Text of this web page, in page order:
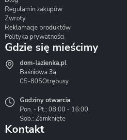
Hydrostop
Liveno
Regulamin zakupów
Zwroty
Reklamacje produktów
Polityka prywatności
Gdzie się mieścimy
dom-lazienka.pl
Baśniowa 3a
05-805Otrębusy
Godziny otwarcia
Pon. - Pt.: 08:00 - 16:00
Sob.: Zamknięte
Kontakt